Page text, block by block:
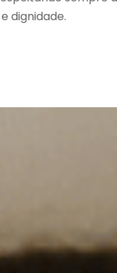
dignidade.